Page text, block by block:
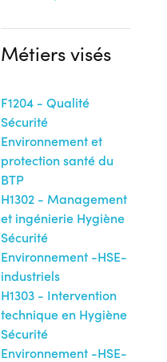
Métiers visés
F1204 - Qualité
Sécurité
Environnement et
protection santé du
BTP
H1302 - Management
et ingénierie Hygiène
Sécurité
Environnement -HSE-
industriels
H1303 - Intervention
technique en Hygiène
Sécurité
Environnement -HSE-